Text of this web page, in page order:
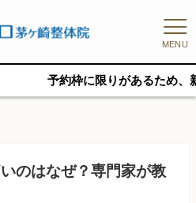
MENU
枠に限りがあるため、新規の予約
のはなぜ？専門家が教